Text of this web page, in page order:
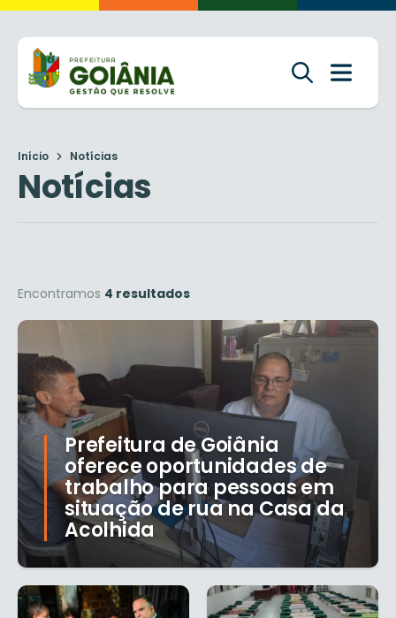
Início Notícias
Notícias
Encontramos 4 resultados
Prefeitura de Goiânia
oferece oportunidades de
trabalho para pessoas em
situação de rua na Casa da
Acolhida